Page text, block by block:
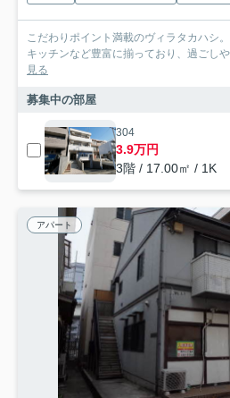
こだわりポイント満載のヴィラタカハシ
キッチンなど豊富に揃っており、過ごし
見る
募集中の部屋
304
3.9万円
3階 / 17.00㎡ / 1K
アパート